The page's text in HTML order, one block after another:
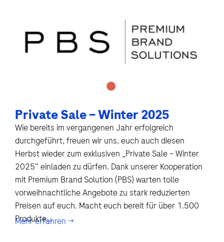
Private Sale – Winter 2025
Wie bereits im vergangenen Jahr erfolgreich
durchgeführt, freuen wir uns, euch auch diesen
Herbst wieder zum exklusiven „Private Sale – Winter
2025“ einladen zu dürfen. Dank unserer Kooperation
mit Premium Brand Solution (PBS) warten tolle
vorweihnachtliche Angebote zu stark reduzierten
Preisen auf euch. Macht euch bereit für über 1.500
Produkte...
Mehr erfahren →